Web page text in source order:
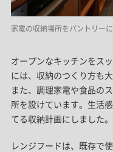
家電の収納場所をパントリー
オープンなキッチンをス
には、収納のつくり方も
また、調理家電や食品の
所を設けています。生活
てる収納計画にしました。
レンジフードは、既存で